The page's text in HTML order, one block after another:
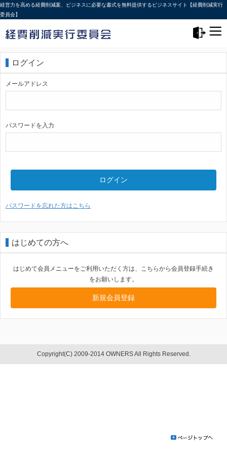
経営力を高める経費削減案、ビジネスに必要な書式を無料提供するビジネスサイト【経費削減実行
委員会】
ログイン
メールアドレス
パスワードを入力
ログイン
パスワードを忘れた方はこちら
はじめての方へ
はじめて会員メニューをご利用いただく方は、こちらから会員登録手続き
をお願いします。
新規会員登録
Copyright(C) 2009-2014 OWNERS All Rights Reserved.